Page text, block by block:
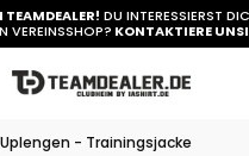
TEAMDEALER! DU INTERESSIERST
VEREINSSHOP? KONTAKTIERE UNSI
- Trainingsjacke